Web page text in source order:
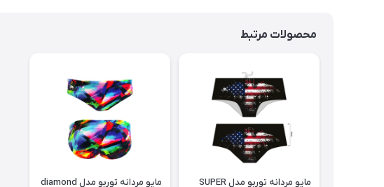
محصولات مرتبط
مايو مردانه توربو مدل SUPER
مايو مردانه توربو مدل diamond